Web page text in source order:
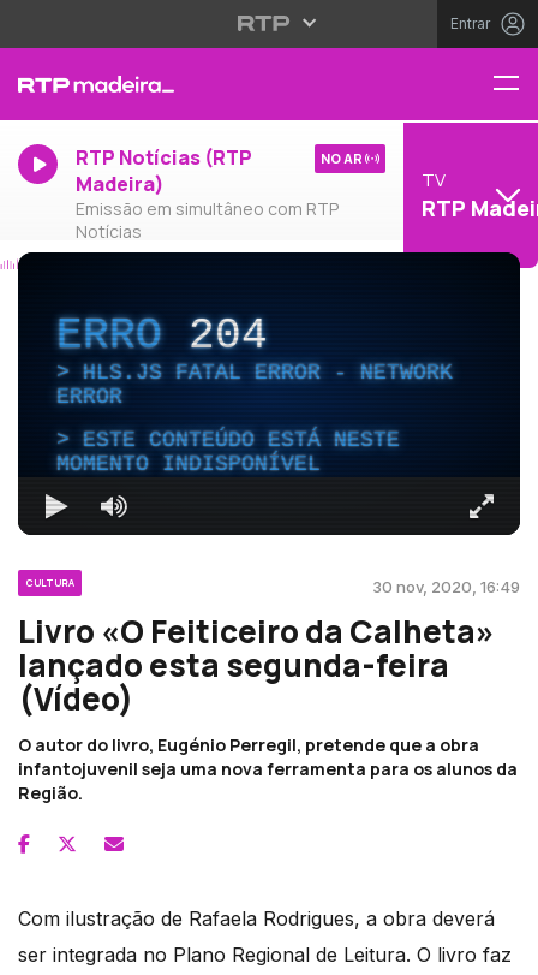
Entrar
RTP Notícias (RTP
Madeira)
Emissão em simultâneo com RTP
Notícias
NO AR
TV
RTP
ERRO204
HLS.JS FATAL ERROR - NETWORK
ERROR
ESTE CONTEÚDO ESTÁ NESTE
MOMENTO INDISPONÍVEL
CULTURA 30 nov, 2020, 16:49
Livro «O Feiticeiro da Calheta»
lançado esta segunda-feira
(Vídeo)
O autor do livro, Eugénio Perregil, pretende que a obra
infantojuvenil seja uma nova ferramenta para os alunos da
Região.
Com ilustração de Rafaela Rodrigues, a obra deverá
ser integrada no Plano Regional de Leitura. O livro faz